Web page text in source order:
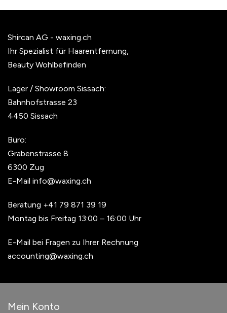
Shircan AG - waxing.ch
Ihr Spezialist für Haarentfernung,
Beauty Wohlbefinden
Lager / Showroom Sissach:
Bahnhofstrasse 23
4450 Sissach
Büro:
Grabenstrasse 8
6300 Zug
E-Mail info@waxing.ch
Beratung +41 79 871 39 19
Montag bis Freitag 13:00 – 16:00 Uhr
E-Mail bei Fragen zu Ihrer Rechnung
accounting@waxing.ch
Mein Konto